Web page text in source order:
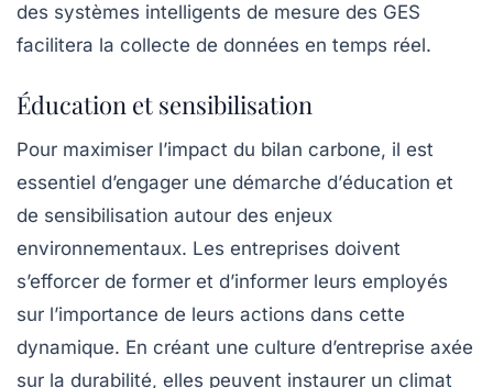
des systèmes intelligents de mesure des GES
facilitera la collecte de données en temps réel.
Éducation et sensibilisation
Pour maximiser l’impact du bilan carbone, il est
essentiel d’engager une démarche d’éducation et
de sensibilisation autour des enjeux
environnementaux. Les entreprises doivent
s’efforcer de former et d’informer leurs employés
sur l’importance de leurs actions dans cette
dynamique. En créant une culture d’entreprise axée
sur la durabilité, elles peuvent instaurer un climat